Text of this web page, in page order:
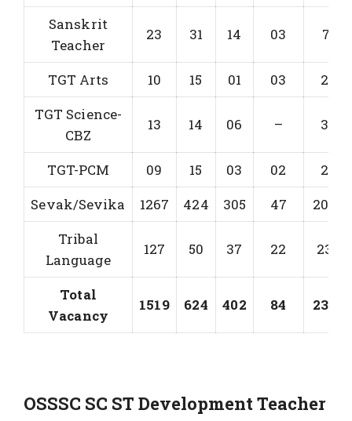
Sanskrit
Teacher
23 31 14 03 71
TGT Arts 10 15 01 03
29
TGT Science-
CBZ
13 14 06 – 33
TGT-PCM 09 15 03 02
29
Sevak/Sevika
1267 424 305 47
2043
Tribal
Language
127 50 37 22 236
Total
Vacancy
1519 624 402 84 2329
OSSSC SC ST Development Teacher